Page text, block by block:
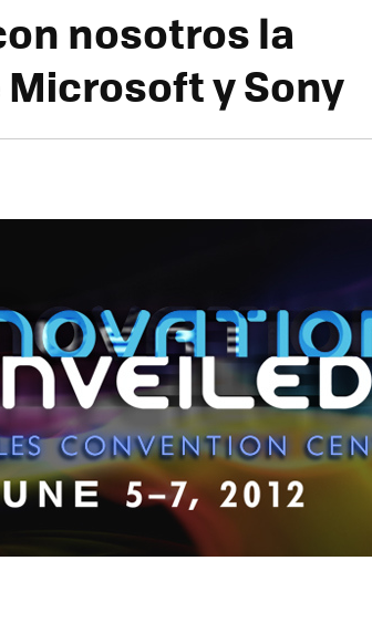
nosotros la
y Sony